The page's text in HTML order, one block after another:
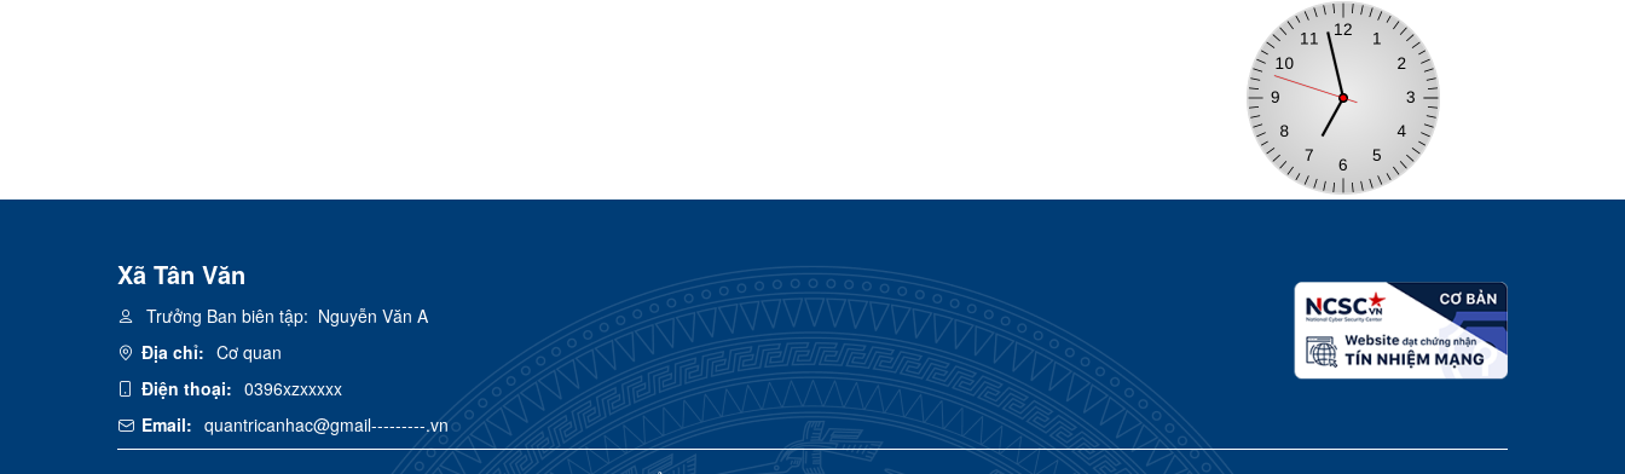
Xã Tân Văn
Trưởng Ban biên tập: Nguyễn Văn A
Địa chỉ: Cơ quan
Điện thoại: 0396xzxxxxx
Email: quantricanhac@gmail---------.vn